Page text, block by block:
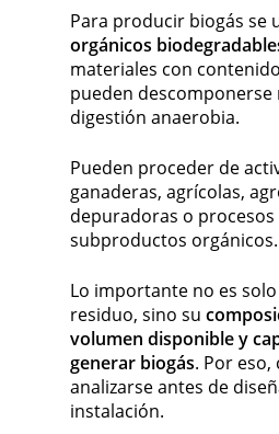
Para producir biogás se
orgánicos
materiales con
pueden descomponerse
digestión anaerobia.
Pueden proceder de
ganaderas, agrícolas,
depuradoras o
subproductos orgánicos.
Lo importante no es
residuo, sino su
volumen disponible y
generar biogás. Por eso,
analizarse antes de
instalación.